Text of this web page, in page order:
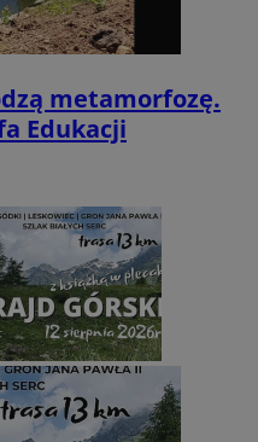
metamorfozę.
Edukacji